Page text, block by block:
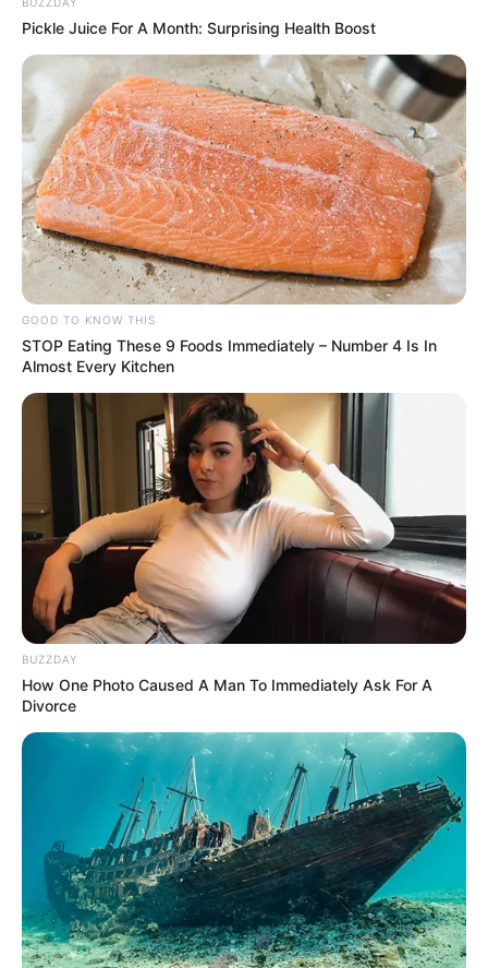
Pickle Juice For A Month: Surprising Health Boost
GOOD TO KNOW THIS
STOP Eating These 9 Foods Immediately – Number 4 Is In
Almost Every Kitchen
BUZZDAY
How One Photo Caused A Man To Immediately Ask For A
Divorce